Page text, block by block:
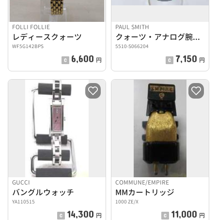
FOLLI FOLLIE
レディースクォーツ
WF5G142BPS
6,600 円
PAUL SMITH
クォーツ・アナログ腕時計
5510-S066204
7,150 円
GUCCI
バングルウォッチ
YA110515
14,300 円
COMMUNE/EMPIRE
MMカートリッジ
1000 ZE/X
11,000 円